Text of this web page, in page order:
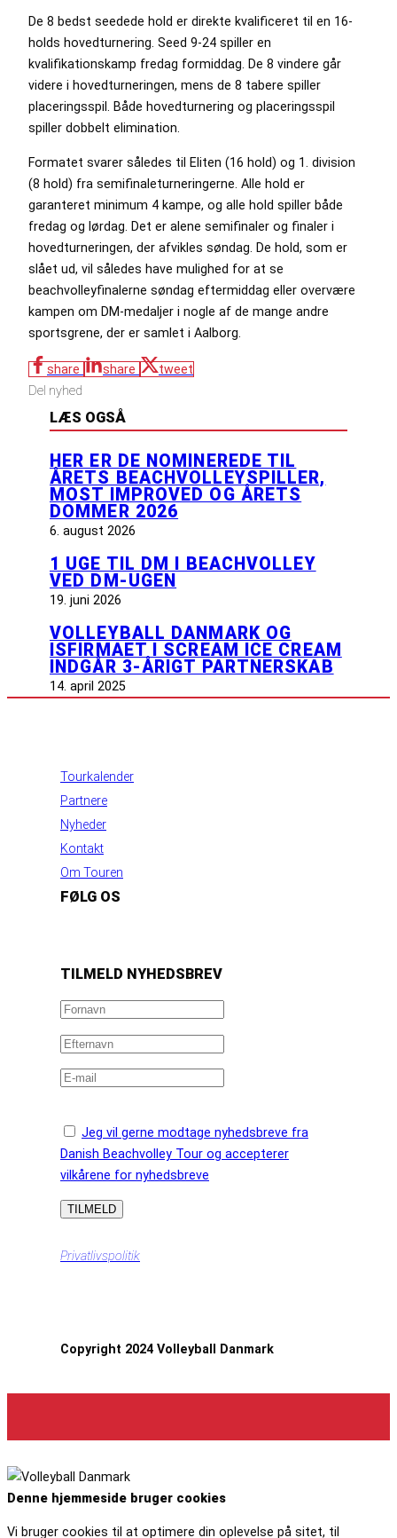
De 8 bedst seedede hold er direkte kvalificeret til en 16-
holds hovedturnering. Seed 9-24 spiller en
kvalifikationskamp fredag formiddag. De 8 vindere går
videre i hovedturneringen, mens de 8 tabere spiller
placeringsspil. Både hovedturnering og placeringsspil
spiller dobbelt elimination.
Formatet svarer således til Eliten (16 hold) og 1. division
(8 hold) fra semifinaleturneringerne. Alle hold er
garanteret minimum 4 kampe, og alle hold spiller både
fredag og lørdag. Det er alene semifinaler og finaler i
hovedturneringen, der afvikles søndag. De hold, som er
slået ud, vil således have mulighed for at se
beachvolleyfinalerne søndag eftermiddag eller overvære
kampen om DM-medaljer i nogle af de mange andre
sportsgrene, der er samlet i Aalborg.
share share
tweet
Del nyhed
LÆS OGSÅ
HER ER DE NOMINEREDE TIL
ÅRETS BEACHVOLLEYSPILLER,
MOST IMPROVED OG ÅRETS
DOMMER 2026
6. august 2026
1 UGE TIL DM I BEACHVOLLEY
VED DM-UGEN
19. juni 2026
VOLLEYBALL DANMARK OG
ISFIRMAET I SCREAM ICE CREAM
INDGÅR 3-ÅRIGT PARTNERSKAB
14. april 2025
Tourkalender
Partnere
Nyheder
Kontakt
Om Touren
FØLG OS
TILMELD NYHEDSBREV
Jeg vil gerne modtage nyhedsbreve fra
Danish Beachvolley Tour og accepterer
vilkårene for nyhedsbreve
Privatlivspolitik
Copyright 2024 Volleyball Danmark
Denne hjemmeside bruger cookies
Vi bruger cookies til at optimere din oplevelse på sitet, til